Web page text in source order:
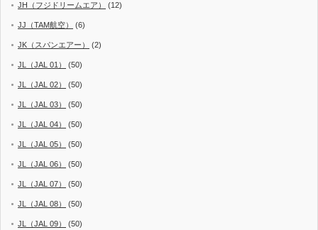
JH（フジドリームエア） (12)
JJ（TAM航空） (6)
JK（スパンエアー） (2)
JL（JAL 01） (50)
JL（JAL 02） (50)
JL（JAL 03） (50)
JL（JAL 04） (50)
JL（JAL 05） (50)
JL（JAL 06） (50)
JL（JAL 07） (50)
JL（JAL 08） (50)
JL（JAL 09） (50)